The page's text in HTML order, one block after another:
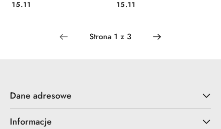
Cena:
15.11 Cena:
15.11
Dane adresowe
Informacje